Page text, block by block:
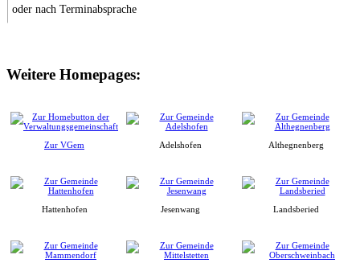
oder nach Terminabsprache
Weitere Homepages:
Zur VGem Adelshofen Althegnenberg
Hattenhofen Jesenwang Landsberied